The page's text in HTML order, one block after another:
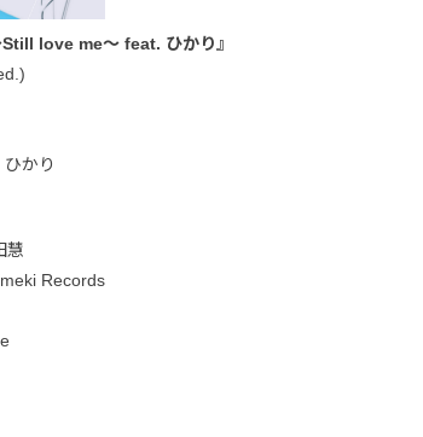
love me〜 feat. ひかり』
かり
慧
Records